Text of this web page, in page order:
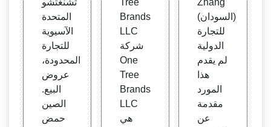
ك الص
يني م
ن شر
كة تش
نغتشو
المتح
دة الآ
سيوية
تشنغتشو
المتحدة
الآسيوية
للتجارة
المحدودة،
عروض
البيع.
الصين
حمض
مصنع
ة - ال
صفحة
13
Tree
Brands
LLC
شركة
One
Tree
Brands
LLC
هي
ية ال
شركا
ت الم
صنعة
Zhang
(السودان)
للتجارة
الدولية
لم يقدم
هذا
المورد
مقدمة
عن